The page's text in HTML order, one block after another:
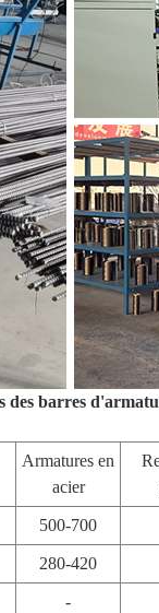
des barres
Armatures en
acier
500-700
280-420
-